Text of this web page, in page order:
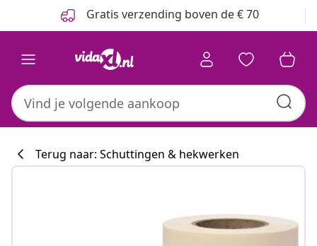
Gratis verzending boven de € 70
Terug naar: Schuttingen & hekwerken